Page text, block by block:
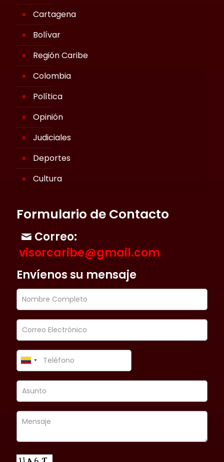
Cartagena
Bolívar
Región Caribe
Colombia
Política
Opinión
Judiciales
Deportes
Cultura
Formulario de Contacto
Correo:
visorcaribe@gmail.com
Envíenos su mensaje